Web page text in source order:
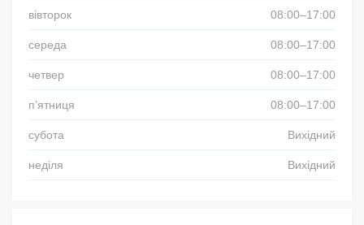
вівторок 08:00–17:00
середа 08:00–17:00
четвер 08:00–17:00
пʼятниця 08:00–17:00
субота Вихідний
неділя Вихідний